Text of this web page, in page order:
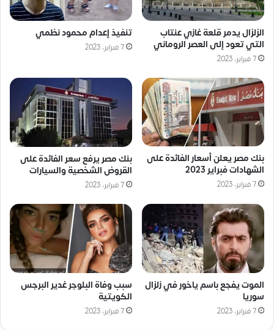
الزلزال يدمر قلعة غازي عنتاب
التي تعود إلى العصر الروماني
7 فبراير، 2023
تنفيذ إعدام محمود نظمي
7 فبراير، 2023
بنك مصر يعلن أسعار الفائدة على
الشهادات فبراير 2023
7 فبراير، 2023
بنك مصر يرفع سعر الفائدة على
القروض الشخصية والسيارات
7 فبراير، 2023
الموت يفجع باسم ياخور في زلزال
سوريا
7 فبراير، 2023
سبب وفاة البلوجر غدير البرجس
الكويتية
7 فبراير، 2023